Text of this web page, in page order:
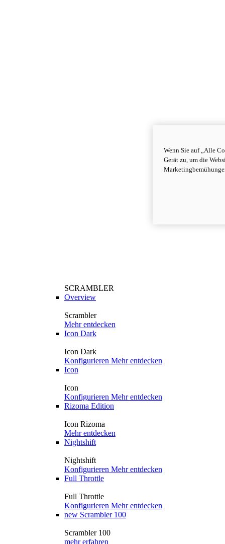
SCRAMBLER
Overview
Scrambler
Mehr entdecken
Icon Dark
Icon Dark
Konfigurieren Mehr entdecken
Icon
Icon
Konfigurieren Mehr entdecken
Rizoma Edition
Icon Rizoma
Mehr entdecken
Nightshift
Nightshift
Konfigurieren Mehr entdecken
Full Throttle
Full Throttle
Konfigurieren Mehr entdecken
new Scrambler 100
Scrambler 100
mehr erfahren
Wenn Sie auf „Alle
Gerät zu, um die